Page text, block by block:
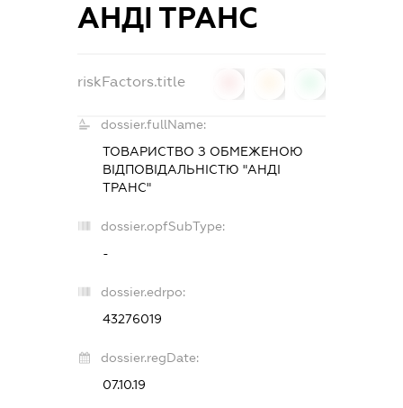
АНДІ ТРАНС
riskFactors.title
dossier.fullName:
ТОВАРИСТВО З ОБМЕЖЕНОЮ
ВІДПОВІДАЛЬНІСТЮ "АНДІ
ТРАНС"
dossier.opfSubType:
-
dossier.edrpo:
43276019
dossier.regDate:
07.10.19